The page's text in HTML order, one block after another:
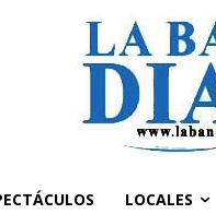
LOCALES